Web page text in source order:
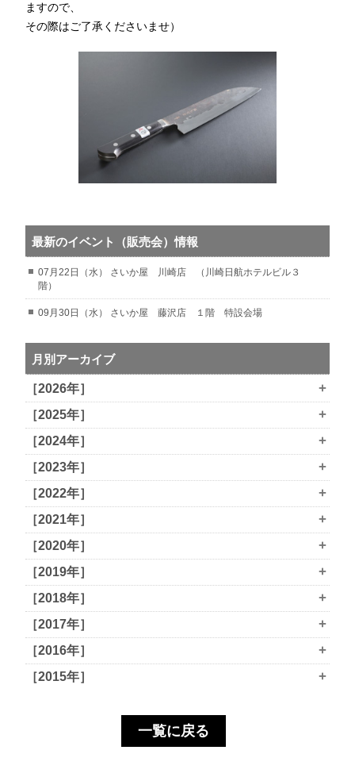
ますので、
その際はご了承くださいませ）
最新のイベント（販売会）情報
07月22日（水） さいか屋 川崎店 （川崎日航ホテルビル３
階）
09月30日（水） さいか屋 藤沢店 １階 特設会場
月別アーカイブ
［2026年］ +
［2025年］ +
［2024年］ +
［2023年］ +
［2022年］ +
［2021年］ +
［2020年］ +
［2019年］ +
［2018年］ +
［2017年］ +
［2016年］ +
［2015年］ +
一覧に戻る